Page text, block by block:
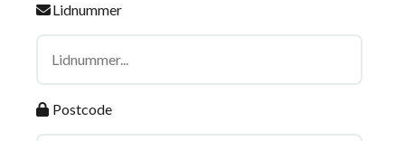
Lidnummer
Postcode